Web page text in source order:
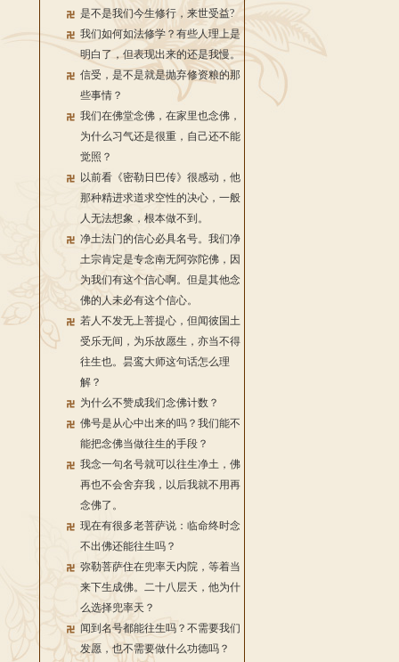
是不是我们今生修行，来世受益?
我们如何如法修学？有些人理上是
明白了，但表现出来的还是我慢。
信受，是不是就是抛弃修资粮的那
些事情？
我们在佛堂念佛，在家里也念佛，
为什么习气还是很重，自己还不能
觉照？
以前看《密勒日巴传》很感动，他
那种精进求道求空性的决心，一般
人无法想象，根本做不到。
净土法门的信心必具名号。我们净
土宗肯定是专念南无阿弥陀佛，因
为我们有这个信心啊。但是其他念
佛的人未必有这个信心。
若人不发无上菩提心，但闻彼国土
受乐无间，为乐故愿生，亦当不得
往生也。昙鸾大师这句话怎么理
解？
为什么不赞成我们念佛计数？
佛号是从心中出来的吗？我们能不
能把念佛当做往生的手段？
我念一句名号就可以往生净土，佛
再也不会舍弃我，以后我就不用再
念佛了。
现在有很多老菩萨说：临命终时念
不出佛还能往生吗？
弥勒菩萨住在兜率天内院，等着当
来下生成佛。二十八层天，他为什
么选择兜率天？
闻到名号都能往生吗？不需要我们
发愿，也不需要做什么功德吗？